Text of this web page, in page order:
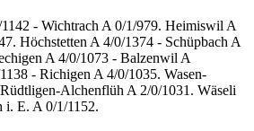
- Wichtrach A 0/1/979. Heimiswil A
Höchstetten A 4/0/1374 - Schüpbach A
A 4/0/1073 - Balzenwil A
- Richigen A 4/0/1035. Wasen-
Alchenflüh A 2/0/1031. Wäseli
i. E. A 0/1/1152.